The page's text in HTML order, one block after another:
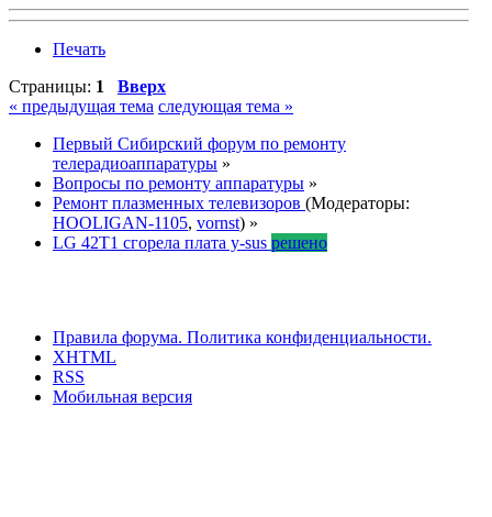
Печать
Страницы: 1
Вверх
« предыдущая тема следующая тема »
Первый Сибирский форум по ремонту
телерадиоаппаратуры »
Вопросы по ремонту аппаратуры »
Ремонт плазменных телевизоров (Модераторы:
HOOLIGAN-1105, vornst) »
LG 42T1 сгорела плата y-sus решено
Правила форума. Политика конфиденциальности.
XHTML
RSS
Мобильная версия